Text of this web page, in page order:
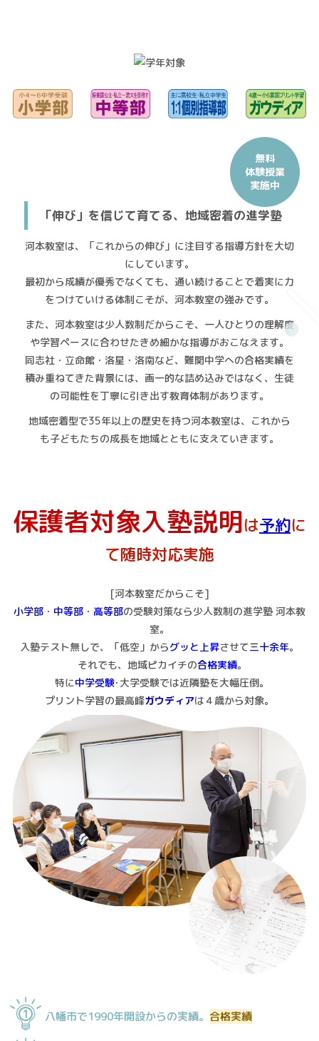
無料
体験授業
実施中
「伸び」を信じて育てる、地域密着の進学塾
河本教室は、「これからの伸び」に注目する指導方針を大切
にしています。
最初から成績が優秀でなくても、通い続けることで着実に力
をつけていける体制こそが、河本教室の強みです。
また、河本教室は少人数制だからこそ、一人ひとりの理解度
や学習ペースに合わせたきめ細かな指導がおこなえます。
同志社・立命館・洛星・洛南など、難関中学への合格実績を
積み重ねてきた背景には、画一的な詰め込みではなく、生徒
の可能性を丁寧に引き出す教育体制があります。
地域密着型で35年以上の歴史を持つ河本教室は、これから
も子どもたちの成長を地域とともに支えていきます。
保護者対象入塾説明は予約に
て随時対応実施
[河本教室だからこそ]
小学部 ・ 中等部 ・ 高等部の受験対策なら少人数制の進学塾 河本教
室。
入塾テスト無しで、「低空」からグッと上昇させて三十余年。
それでも、地域ピカイチの合格実績｡
特に中学受験･大学受験では近隣塾を大幅圧倒｡
プリント学習の最高峰ガウディアは４歳から対象。
1 八幡市で1990年開設からの実績。 合格実績